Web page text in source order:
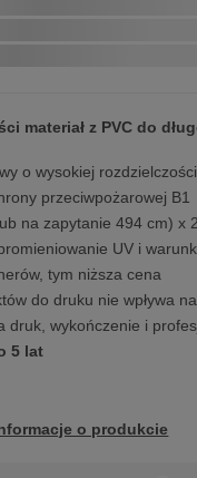
materiał z PVC do
o wysokiej rozdzielczości
przeciwpożarowej B1
na zapytanie 494 cm) x
UV i
tym niższa cena
do druku nie wpływa
druk, wykończenie i
5 lat
o produkcie